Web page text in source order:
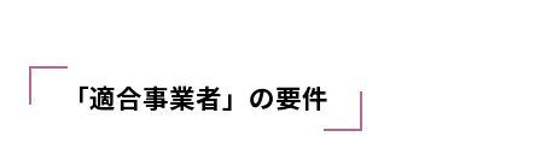
「適合事業者」の要件